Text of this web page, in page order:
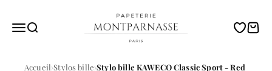
MenuRecherche
Papeterie Montparnasse
Accueil Stylos bille Stylo bille KAWECO Classic Sport - Red